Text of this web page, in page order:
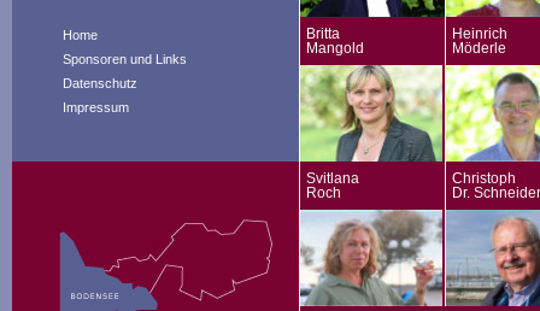
Home
Sponsoren und Links
Datenschutz
Impressum
Britta
Mangold
Heinrich
Möderle
Svitlana
Roch
Christoph
Dr. Schneider